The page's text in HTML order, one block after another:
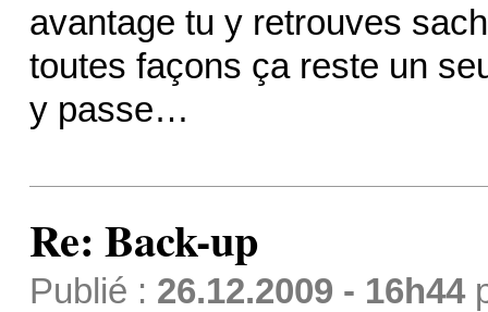
avantage tu y retrouves
toutes façons ça reste un
y passe…
Re: Back-up
Publié : 26.12.2009 - 16h44